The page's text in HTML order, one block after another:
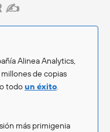
✍️
Alinea Analytics,
de copias
todoun éxito.
más primigenia